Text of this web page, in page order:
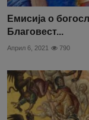
Емисија о
Благовест...
Април 6, 2021 790